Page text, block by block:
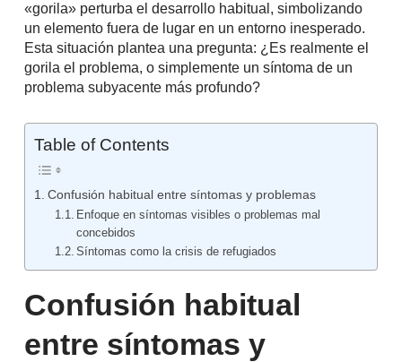
«gorila» perturba el desarrollo habitual, simbolizando
un elemento fuera de lugar en un entorno inesperado.
Esta situación plantea una pregunta: ¿Es realmente el
gorila el problema, o simplemente un síntoma de un
problema subyacente más profundo?
Table of Contents
Confusión habitual entre síntomas y problemas
Enfoque en síntomas visibles o problemas mal
concebidos
Síntomas como la crisis de refugiados
Confusión habitual
entre síntomas y